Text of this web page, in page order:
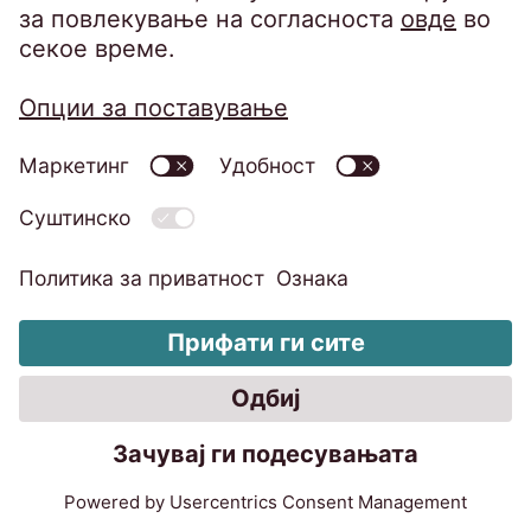
бул. Илинден бр. 109 локал 6
1000 Скопје
Телефон:+389 2 3200 400
Факс: +389 2 3200 334
infomk@eos-matrix.mk
ЧПП за клиенти
SpeakUP - Канал на укажувачи
Политика за приватност